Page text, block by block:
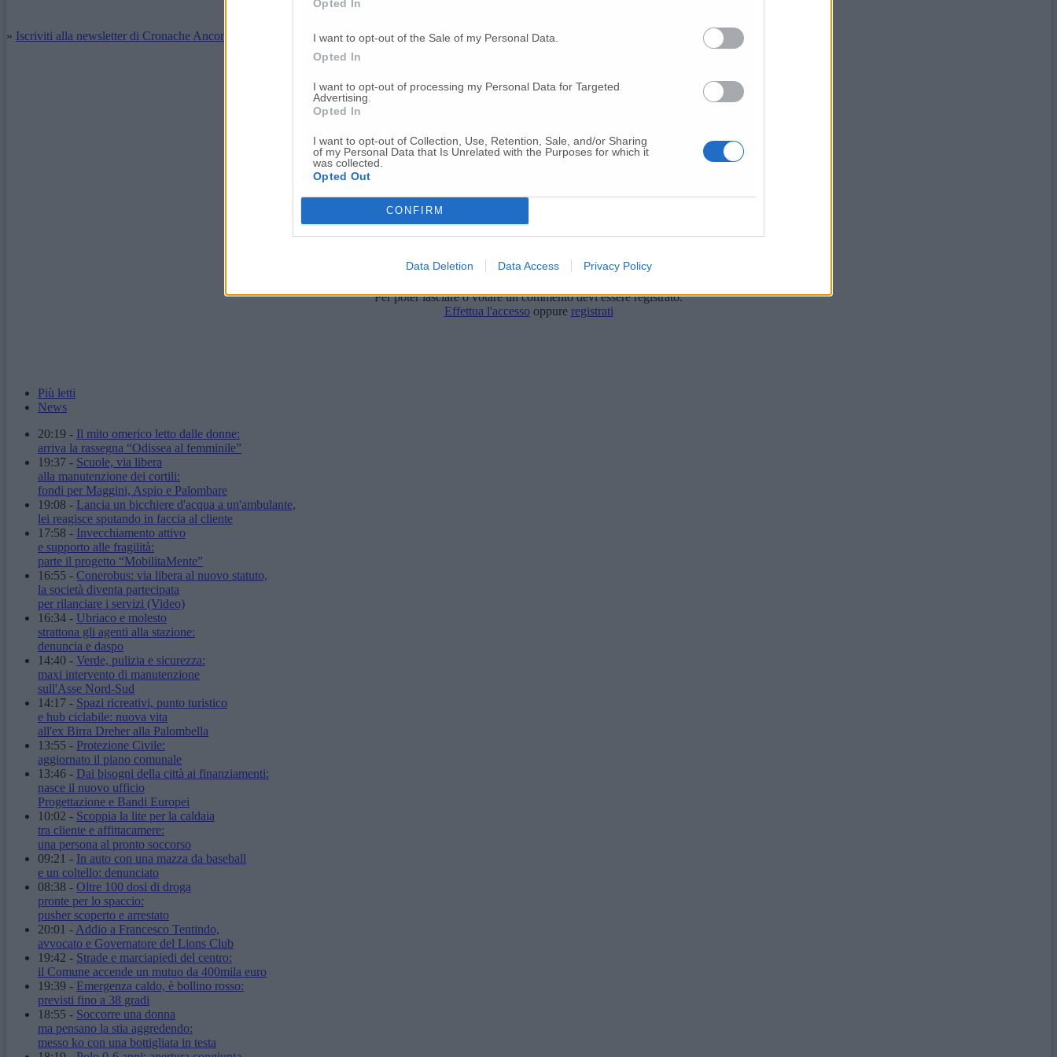
Opted In
I want to opt-out of the Sale of my Personal Data.
Opted In
I want to opt-out of processing my Personal Data for Targeted
Advertising.
Opted In
I want to opt-out of Collection, Use, Retention, Sale, and/or Sharing
of my Personal Data that Is Unrelated with the Purposes for which it
was collected.
Opted Out
CONFIRM
Data Deletion Data Access Privacy Policy
» Iscriviti alla newsletter di Cronache Ancona
Per poter lasciare o votare un commento devi essere registrato.
Effettua l'accesso oppure registrati
Più letti
News
20:19 - Il mito omerico letto dalle donne:
arriva la rassegna “Odissea al femminile”
19:37 - Scuole, via libera
alla manutenzione dei cortili:
fondi per Maggini, Aspio e Palombare
19:08 - Lancia un bicchiere d'acqua a un'ambulante,
lei reagisce sputando in faccia al cliente
17:58 - Invecchiamento attivo
e supporto alle fragilità:
parte il progetto “MobilitaMente”
16:55 - Conerobus: via libera al nuovo statuto,
la società diventa partecipata
per rilanciare i servizi (Video)
16:34 - Ubriaco e molesto
strattona gli agenti alla stazione:
denuncia e daspo
14:40 - Verde, pulizia e sicurezza:
maxi intervento di manutenzione
sull'Asse Nord-Sud
14:17 - Spazi ricreativi, punto turistico
e hub ciclabile: nuova vita
all'ex Birra Dreher alla Palombella
13:55 - Protezione Civile:
aggiornato il piano comunale
13:46 - Dai bisogni della città ai finanziamenti:
nasce il nuovo ufficio
Progettazione e Bandi Europei
10:02 - Scoppia la lite per la caldaia
tra cliente e affittacamere:
una persona al pronto soccorso
09:21 - In auto con una mazza da baseball
e un coltello: denunciato
08:38 - Oltre 100 dosi di droga
pronte per lo spaccio:
pusher scoperto e arrestato
20:01 -Addio a Francesco Tentindo,
avvocato e Governatore del Lions Club
19:42 - Strade e marciapiedi del centro:
il Comune accende un mutuo da 400mila euro
19:39 - Emergenza caldo, è bollino rosso:
previsti fino a 38 gradi
18:55 - Soccorre una donna
ma pensano la stia aggredendo:
messo ko con una bottigliata in testa